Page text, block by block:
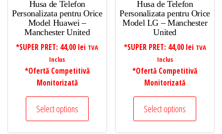
Husa de Telefon
Personalizata pentru Orice
Model Huawei –
Manchester United
*SUPER PRET: 44,00 lei TVA
Inclus
*Ofertă Competitivă
Monitorizată
Select options
Husa de Telefon
Personalizata pentru Orice
Model LG – Manchester
United
*SUPER PRET: 44,00 lei TVA
Inclus
*Ofertă Competitivă
Monitorizată
Select options